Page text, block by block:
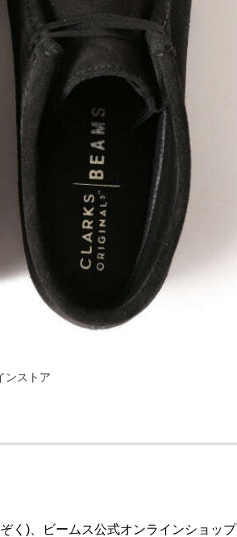
ンストア
く)、ビームス公式オンラインショップ